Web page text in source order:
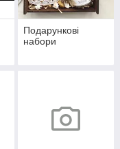
Подарункові
набори